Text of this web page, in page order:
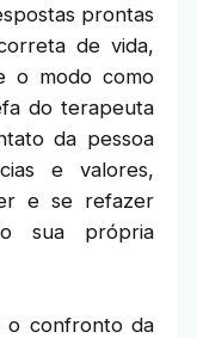
prontas
de vida,
o modo como
do terapeuta
da pessoa
e valores,
e se refazer
sua própria
o confronto da